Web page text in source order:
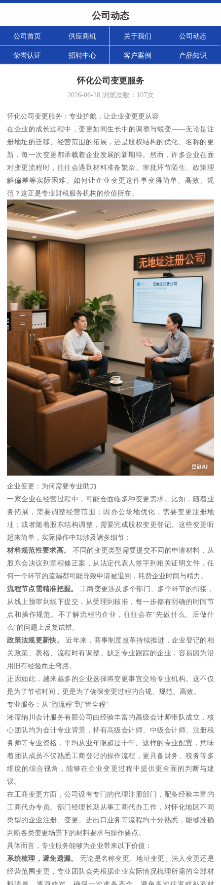
公司动态
公司首页 供应商机 关于我们 公司动态
荣誉认证 招聘中心 客户案例 产品知识
怀化公司变更服务
2026-06-28浏览次数： 107次
怀化公司变更服务：专业护航，让企业变更更从容
在企业的成长过程中，变更如同生长中的调整与蜕变——无论是注
册地址的迁移、经营范围的拓展，还是股权结构的优化、名称的更
新，每一次变更都承载着企业发展的新期待。然而，许多企业在面
对变更流程时，往往会遇到材料准备繁杂、审批环节陌生、政策理
解偏差等实际困难。如何让企业变更这件事变得简单、高效、规
范？这正是专业财税服务机构的价值所在。
企业变更：为何需要专业助力
一家企业在经营过程中，可能会面临多种变更需求。比如，随着业
务拓展，需要调整经营范围；因办公场地优化，需要变更注册地
址；或者随着股东结构调整，需要完成股权变更登记。这些变更听
起来简单，实际操作中却涉及诸多细节：
材料规范性要求高。
不同的变更类型需要提交不同的申请材料，从
股东会决议到章程修正案，从法定代表人签字到相关证明文件，任
何一个环节的疏漏都可能导致申请被退回，耗费企业时间与精力。
流程节点需精准把握。
工商变更涉及多个部门、多个环节的衔接，
从线上预审到线下提交，从受理到核准，每一步都有明确的时间节
点和操作规范。不了解流程的企业，往往会在“先做什么、后做什
么”的问题上反复试错。
政策法规更新快。
近年来，商事制度改革持续推进，企业登记的相
关政策、表格、流程时有调整。缺乏专业跟踪的企业，容易因为沿
用旧有经验而走弯路。
正因如此，越来越多的企业选择将变更事宜交给专业机构。这不仅
是为了节省时间，更是为了确保变更过程的合规、规范、高效。
专业服务：从“跑流程”到“管全程”
湘潭纳川会计服务有限公司由经验丰富的高级会计师带队成立，核
心团队均为会计专业背景，持有高级会计师、中级会计师、注册税
务师等专业资格，平均从业年限超过十年。这样的专业配置，意味
着团队成员不仅熟悉工商登记的操作流程，更具备财务、税务等多
维度的综合视角，能够在企业变更过程中提供更全面的判断与建
议。
在工商变更方面，公司设有专门的代理注册部门，配备经验丰富的
工商代办专员。部门经理长期从事工商代办工作，对怀化地区不同
类型的企业注册、变更、进出口业务等流程均十分熟悉，能够准确
判断各类变更场景下的材料要求与操作要点。
具体而言，专业服务能够为企业带来以下价值：
系统梳理，避免遗漏。
无论是名称变更、地址变更、法人变更还是
经营范围变更，专业团队会先根据企业实际情况梳理所需的全部材